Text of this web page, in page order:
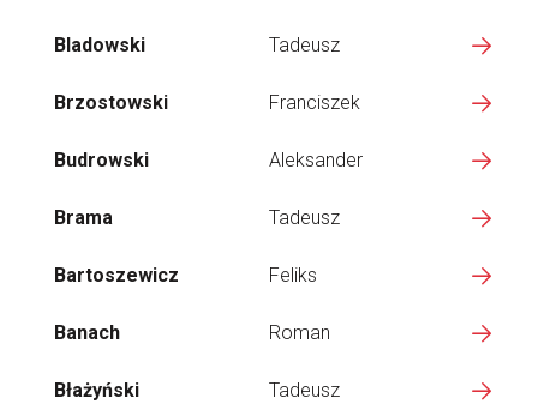
Bladowski Tadeusz
Brzostowski Franciszek
Budrowski Aleksander
Brama Tadeusz
Bartoszewicz Feliks
Banach Roman
Błażyński Tadeusz